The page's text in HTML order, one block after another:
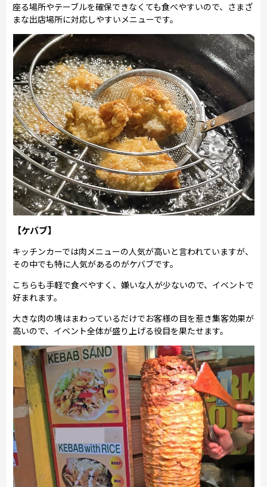
座る場所やテーブルを確保できなくても食べやすいので、さまざ
まな出店場所に対応しやすいメニューです。
【ケバブ】
キッチンカーでは肉メニューの人気が高いと言われていますが、
その中でも特に人気があるのがケバブです。
こちらも手軽で食べやすく、嫌いな人が少ないので、イベントで
好まれます。
大きな肉の塊はまわっているだけでお客様の目を惹き集客効果が
高いので、イベント全体が盛り上げる役目を果たせます。